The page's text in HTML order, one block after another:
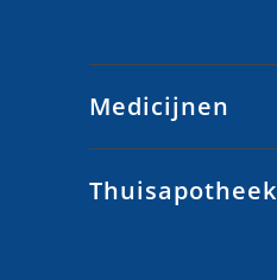
Medicijnen
Thuisapotheek